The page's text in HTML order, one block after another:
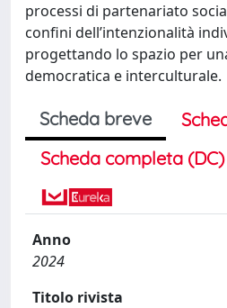
processi di partenariato
confini dell’intenzionalità
progettando lo spazio per
democratica e interculturale.
Scheda breve
Scheda completa (DC)
Anno
2024
Titolo rivista